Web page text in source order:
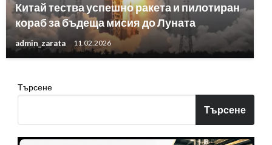
Китай тества успешно ракета и пилотиран
кораб за бъдеща мисия до Луната
admin_zarata 11.02.2026
Търсене
Търсене